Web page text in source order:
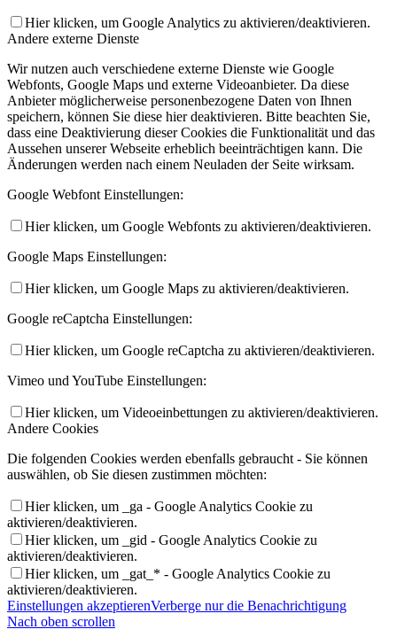
Hier klicken, um Google Analytics zu aktivieren/deaktivieren.
Andere externe Dienste
Wir nutzen auch verschiedene externe Dienste wie Google
Webfonts, Google Maps und externe Videoanbieter. Da diese
Anbieter möglicherweise personenbezogene Daten von Ihnen
speichern, können Sie diese hier deaktivieren. Bitte beachten Sie,
dass eine Deaktivierung dieser Cookies die Funktionalität und das
Aussehen unserer Webseite erheblich beeinträchtigen kann. Die
Änderungen werden nach einem Neuladen der Seite wirksam.
Google Webfont Einstellungen:
Hier klicken, um Google Webfonts zu aktivieren/deaktivieren.
Google Maps Einstellungen:
Hier klicken, um Google Maps zu aktivieren/deaktivieren.
Google reCaptcha Einstellungen:
Hier klicken, um Google reCaptcha zu aktivieren/deaktivieren.
Vimeo und YouTube Einstellungen:
Hier klicken, um Videoeinbettungen zu aktivieren/deaktivieren.
Andere Cookies
Die folgenden Cookies werden ebenfalls gebraucht - Sie können
auswählen, ob Sie diesen zustimmen möchten:
Hier klicken, um _ga - Google Analytics Cookie zu
aktivieren/deaktivieren.
Hier klicken, um _gid - Google Analytics Cookie zu
aktivieren/deaktivieren.
Hier klicken, um _gat_* - Google Analytics Cookie zu
aktivieren/deaktivieren.
Einstellungen akzeptierenVerberge nur die Benachrichtigung
Nach oben scrollen